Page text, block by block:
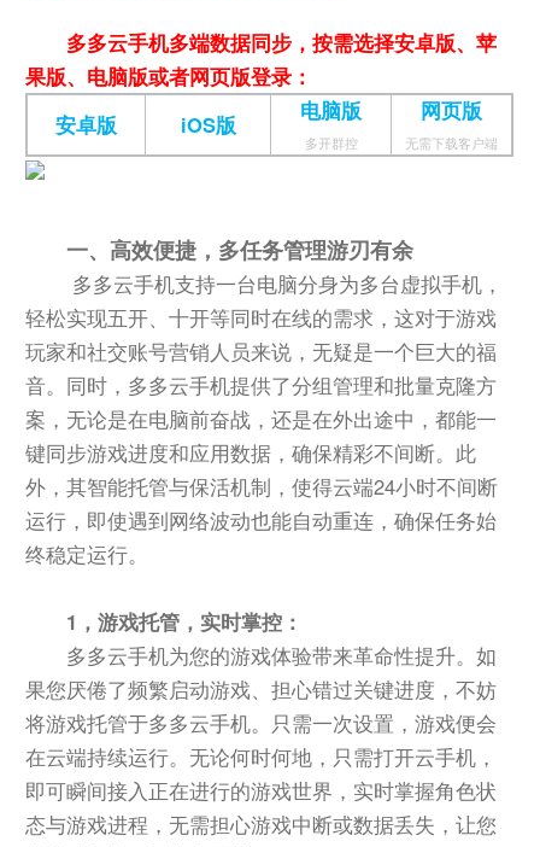
多多云手机多端数据同步，按需选择安卓版、苹
果版、电脑版或者网页版登录：
安卓版
iOS版 电脑版
多开群控
网页版
无需下载客户端
一、高效便捷，多任务管理游刃有余
多多云手机支持一台电脑分身为多台虚拟手机，
轻松实现五开、十开等同时在线的需求，这对于游戏
玩家和社交账号营销人员来说，无疑是一个巨大的福
音。同时，多多云手机提供了分组管理和批量克隆方
案，无论是在电脑前奋战，还是在外出途中，都能一
键同步游戏进度和应用数据，确保精彩不间断。此
外，其智能托管与保活机制，使得云端24小时不间断
运行，即使遇到网络波动也能自动重连，确保任务始
终稳定运行。
1，游戏托管，实时掌控：
多多云手机为您的游戏体验带来革命性提升。如
果您厌倦了频繁启动游戏、担心错过关键进度，不妨
将游戏托管于多多云手机。只需一次设置，游戏便会
在云端持续运行。无论何时何地，只需打开云手机，
即可瞬间接入正在进行的游戏世界，实时掌握角色状
态与游戏进程，无需担心游戏中断或数据丢失，让您